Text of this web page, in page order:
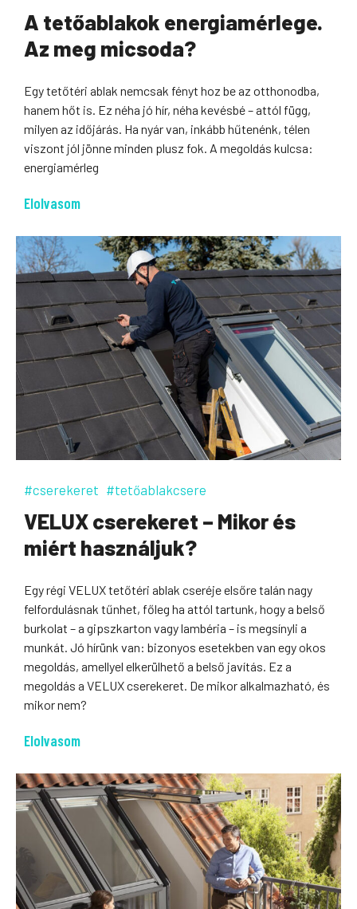
A tetőablakok energiamérlege.
Az meg micsoda?
Egy tetőtéri ablak nemcsak fényt hoz be az otthonodba,
hanem hőt is. Ez néha jó hír, néha kevésbé – attól függ,
milyen az időjárás. Ha nyár van, inkább hűtenénk, télen
viszont jól jönne minden plusz fok. A megoldás kulcsa:
energiamérleg
Elolvasom
#cserekeret #tetőablakcsere
VELUX cserekeret – Mikor és
miért használjuk?
Egy régi VELUX tetőtéri ablak cseréje elsőre talán nagy
felfordulásnak tűnhet, főleg ha attól tartunk, hogy a belső
burkolat – a gipszkarton vagy lambéria – is megsínyli a
munkát. Jó hírünk van: bizonyos esetekben van egy okos
megoldás, amellyel elkerülhető a belső javítás. Ez a
megoldás a VELUX cserekeret. De mikor alkalmazható, és
mikor nem?
Elolvasom